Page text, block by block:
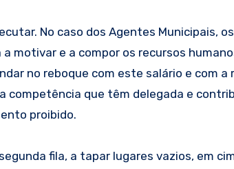
No caso dos Agentes Municipais,
motivar e a compor os recursos
no reboque com este salário e com
competência que têm delegada e
proibido.
fila, a tapar lugares vazios, em